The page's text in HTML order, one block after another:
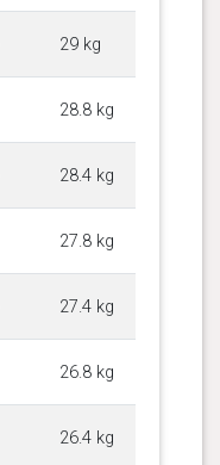
29 kg
28.8 kg
28.4 kg
27.8 kg
27.4 kg
26.8 kg
26.4 kg